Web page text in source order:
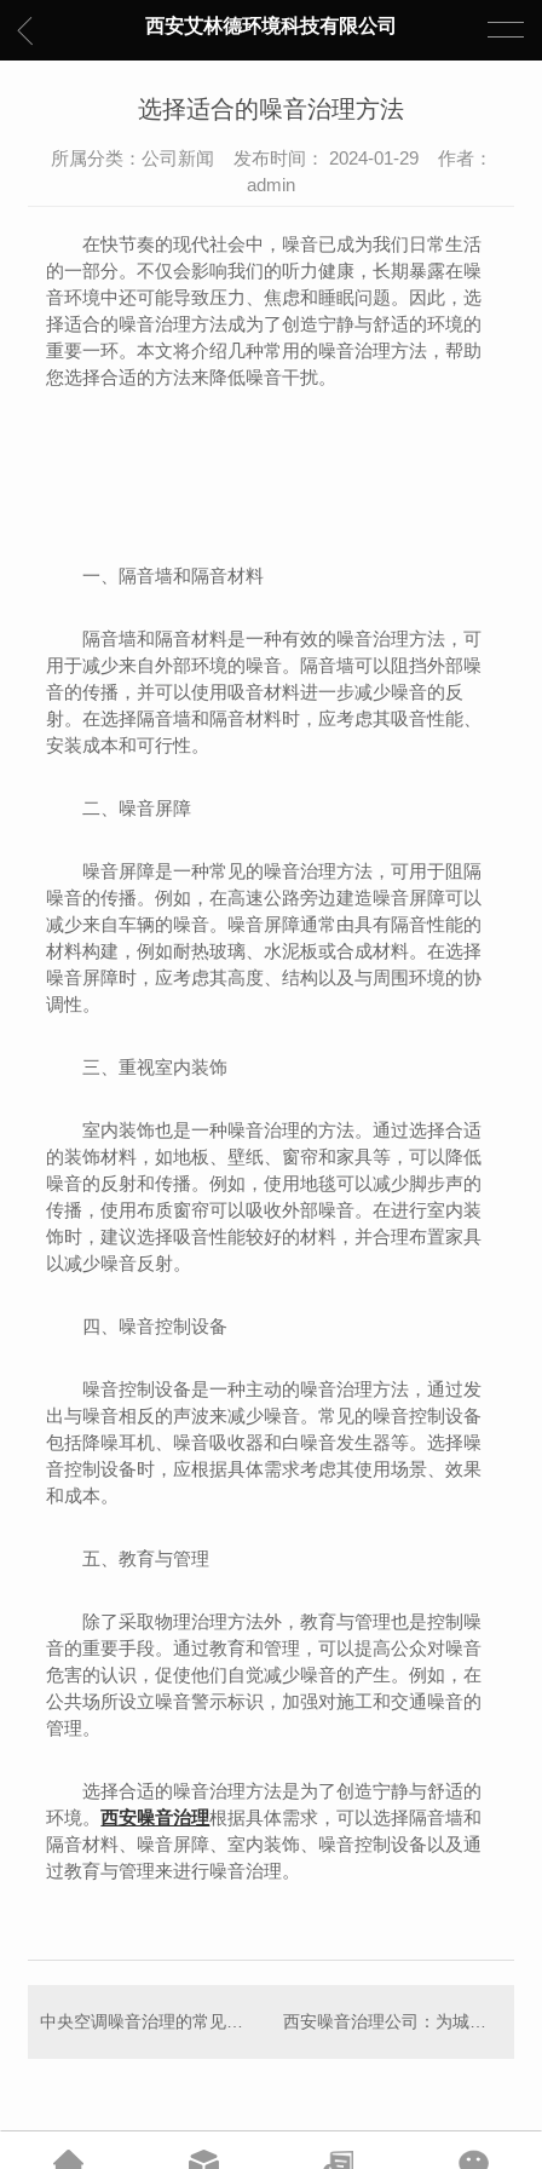
西安艾林德环境科技有限公司
选择适合的噪音治理方法
所属分类：公司新闻 发布时间： 2024-01-29 作者：
admin
在快节奏的现代社会中，噪音已成为我们日常生活
的一部分。不仅会影响我们的听力健康，长期暴露在噪
音环境中还可能导致压力、焦虑和睡眠问题。因此，选
择适合的噪音治理方法成为了创造宁静与舒适的环境的
重要一环。本文将介绍几种常用的噪音治理方法，帮助
您选择合适的方法来降低噪音干扰。
一、隔音墙和隔音材料
隔音墙和隔音材料是一种有效的噪音治理方法，可
用于减少来自外部环境的噪音。隔音墙可以阻挡外部噪
音的传播，并可以使用吸音材料进一步减少噪音的反
射。在选择隔音墙和隔音材料时，应考虑其吸音性能、
安装成本和可行性。
二、噪音屏障
噪音屏障是一种常见的噪音治理方法，可用于阻隔
噪音的传播。例如，在高速公路旁边建造噪音屏障可以
减少来自车辆的噪音。噪音屏障通常由具有隔音性能的
材料构建，例如耐热玻璃、水泥板或合成材料。在选择
噪音屏障时，应考虑其高度、结构以及与周围环境的协
调性。
三、重视室内装饰
室内装饰也是一种噪音治理的方法。通过选择合适
的装饰材料，如地板、壁纸、窗帘和家具等，可以降低
噪音的反射和传播。例如，使用地毯可以减少脚步声的
传播，使用布质窗帘可以吸收外部噪音。在进行室内装
饰时，建议选择吸音性能较好的材料，并合理布置家具
以减少噪音反射。
四、噪音控制设备
噪音控制设备是一种主动的噪音治理方法，通过发
出与噪音相反的声波来减少噪音。常见的噪音控制设备
包括降噪耳机、噪音吸收器和白噪音发生器等。选择噪
音控制设备时，应根据具体需求考虑其使用场景、效果
和成本。
五、教育与管理
除了采取物理治理方法外，教育与管理也是控制噪
音的重要手段。通过教育和管理，可以提高公众对噪音
危害的认识，促使他们自觉减少噪音的产生。例如，在
公共场所设立噪音警示标识，加强对施工和交通噪音的
管理。
选择合适的噪音治理方法是为了创造宁静与舒适的
环境。西安噪音治理根据具体需求，可以选择隔音墙和
隔音材料、噪音屏障、室内装饰、噪音控制设备以及通
过教育与管理来进行噪音治理。